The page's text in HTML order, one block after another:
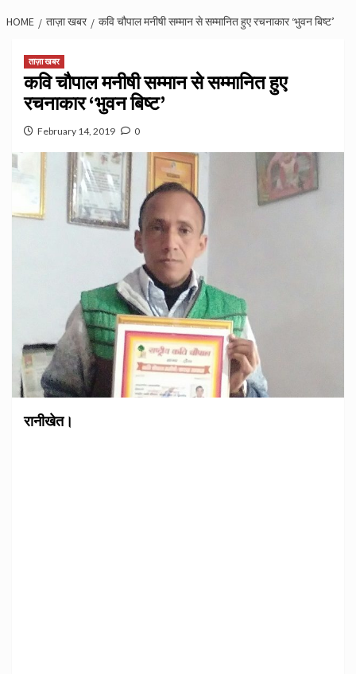
HOME ताज़ा खबर कवि चौपाल मनीषी सम्मान से सम्मानित हुए रचनाकार ‘भुवन बिष्ट’
ताज़ा खबर
कवि चौपाल मनीषी सम्मान से सम्मानित हुए
रचनाकार ‘भुवन बिष्ट’
February 14, 2019 0
रानीखेत।